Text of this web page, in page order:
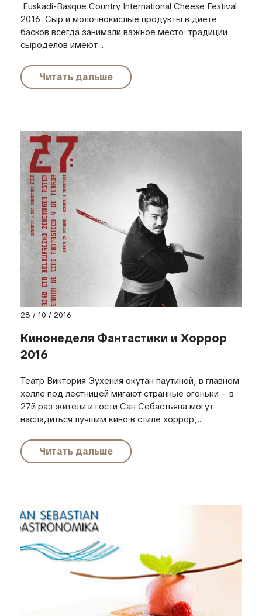
Euskadi-Basque Country International Cheese Festival
2016. Сыр и молочнокислые продукты в диете
басков всегда занимали важное место: традиции
сыроделов имеют...
Читать дальше
28 / 10 / 2016
Кинонеделя Фантастики и Хоррор
2016
Театр Виктория Эухения окутан паутиной, в главном
холле под лестницей мигают странные огоньки – в
27й раз жители и гости Сан Себастьяна могут
насладиться лучшим кино в стиле хоррор,...
Читать дальше